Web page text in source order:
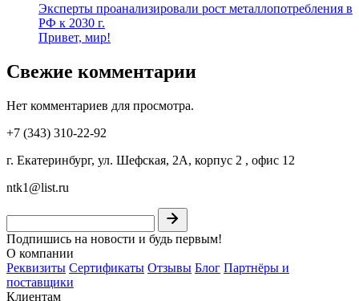
Эксперты проанализировали рост металлопотребления в
РФ к 2030 г.
Привет, мир!
Свежие комментарии
Нет комментариев для просмотра.
+7 (343) 310-22-92
г. Екатеринбург, ул. Шефская, 2А, корпус 2 , офис 12
ntk1@list.ru
Подпишись на новости и будь первым!
О компании
Реквизиты Сертификаты Отзывы Блог Партнёры и
поставщики
Клиентам